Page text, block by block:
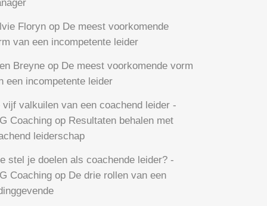
Floryn op De meest voorkomende
van een incompetente leider
Breyne op De meest voorkomende vorm
een incompetente leider
vijf valkuilen van een coachend leider -
Coaching op Resultaten behalen met
leiderschap
stel je doelen als coachende leider? -
Coaching op De drie rollen van een